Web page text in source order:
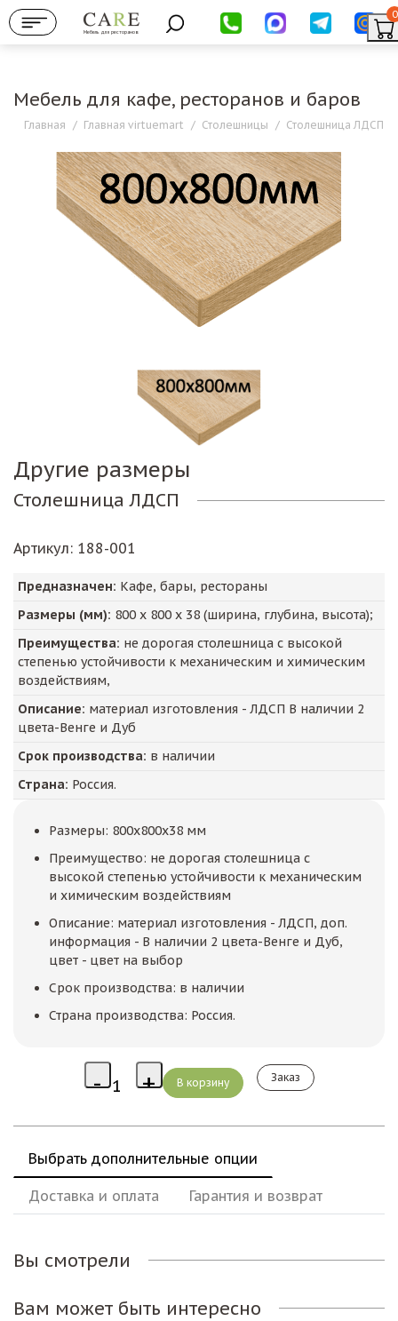
Мебель для ресторанов
0
Мебель для кафе, ресторанов и баров
Главная / Главная virtuemart / Столешницы / Столешница ЛДСП
Другие размеры
Столешница ЛДСП
Артикул: 188-001
Предназначен: Кафе, бары, рестораны
Размеры (мм): 800 х 800 х 38 (ширина, глубина, высота);
Преимущества: не дорогая столешница с высокой
степенью устойчивости к механическим и химическим
воздействиям,
Описание: материал изготовления - ЛДСП В наличии 2
цвета-Венге и Дуб
Срок производства: в наличии
Страна: Россия.
Размеры: 800x800x38 мм
Преимущество: не дорогая столешница с
высокой степенью устойчивости к механическим
и химическим воздействиям
Описание: материал изготовления - ЛДСП, доп.
информация - В наличии 2 цвета-Венге и Дуб,
цвет - цвет на выбор
Срок производства: в наличии
Страна производства: Россия.
Заказ
Выбрать дополнительные опции
Доставка и оплата Гарантия и возврат
Вы смотрели
Вам может быть интересно